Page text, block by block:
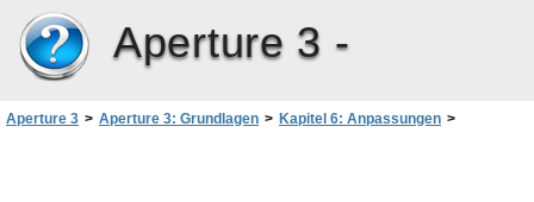
Aperture 3 -
Aperture 3 > Aperture 3: Grundlagen > Kapitel 6: Anpassungen >